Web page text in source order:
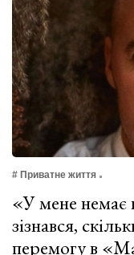
# Приватне життя
«У мене немає
зізнався,
перемогу в